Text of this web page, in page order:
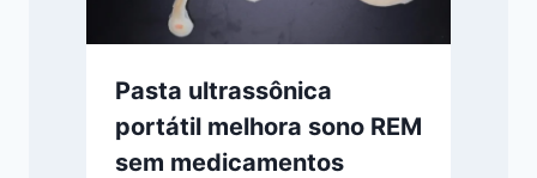
Pasta ultrassônica
portátil melhora sono REM
sem medicamentos